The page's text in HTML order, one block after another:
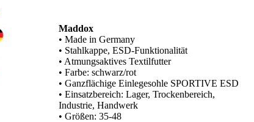
Maddox
• Made in Germany
• Stahlkappe, ESD-Funktionalität
• Atmungsaktives Textilfutter
• Farbe: schwarz/rot
• Ganzflächige Einlegesohle SPORTIVE ESD
• Einsatzbereich: Lager, Trockenbereich,
Industrie, Handwerk
• Größen: 35-48